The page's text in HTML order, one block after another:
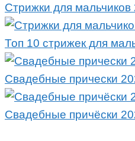
Стрижки для
Топ 10 стрижек для
Свадебные прически
Свадебные причёски